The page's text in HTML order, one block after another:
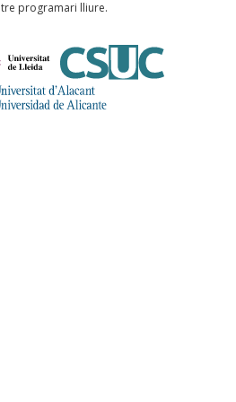
programari lliure.